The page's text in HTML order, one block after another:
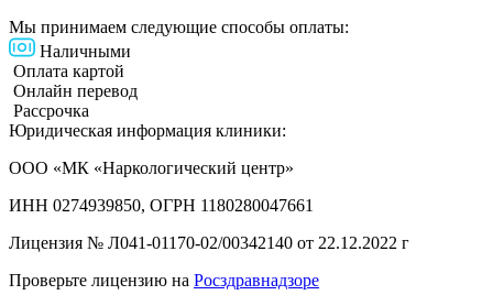
Мы принимаем следующие способы оплаты:
Наличными
Оплата картой
Онлайн перевод
Рассрочка
Юридическая информация клиники:
ООО «МК «Наркологический центр»
ИНН 0274939850, ОГРН 1180280047661
Лицензия № Л041-01170-02/00342140 от 22.12.2022 г
Проверьте лицензию на Росздравнадзоре